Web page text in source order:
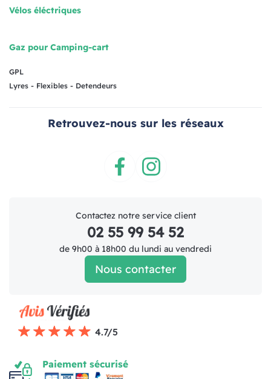
Vélos éléctriques
Gaz pour Camping-cart
GPL
Lyres - Flexibles - Detendeurs
Retrouvez-nous sur les réseaux
Contactez notre service client
02 55 99 54 52
de 9h00 à 18h00 du lundi au vendredi
Nous contacter
4.7/5
Paiement sécurisé